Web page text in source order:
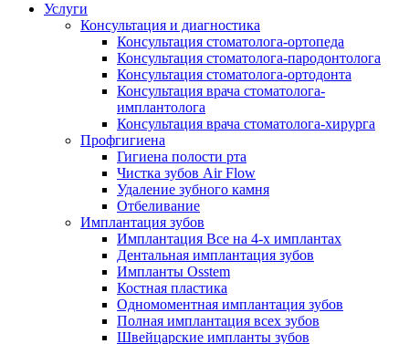
Услуги
Консультация и диагностика
Консультация стоматолога-ортопеда
Консультация стоматолога-пародонтолога
Консультация стоматолога-ортодонта
Консультация врача стоматолога-
имплантолога
Консультация врача стоматолога-хирурга
Профгигиена
Гигиена полости рта
Чистка зубов Air Flow
Удаление зубного камня
Отбеливание
Имплантация зубов
Имплантация Все на 4-х имплантах
Дентальная имплантация зубов
Импланты Osstem
Костная пластика
Одномоментная имплантация зубов
Полная имплантация всех зубов
Швейцарские импланты зубов